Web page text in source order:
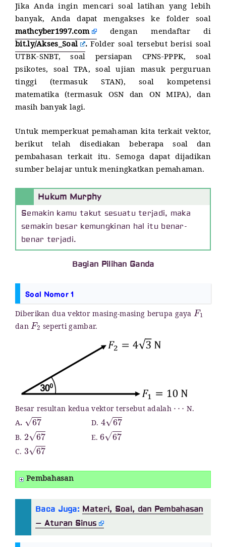
Jika Anda ingin mencari soal latihan yang lebih
banyak, Anda dapat mengakses ke folder soal
mathcyber1997.com dengan mendaftar di
bit.ly/Akses_Soal .Folder soal tersebut berisi soal
UTBK-SNBT, soal persiapan CPNS-PPPK, soal
psikotes, soal TPA, soal ujian masuk perguruan
tinggi (termasuk STAN), soal kompetensi
matematika (termasuk OSN dan ON MIPA), dan
masih banyak lagi.
Untuk memperkuat pemahaman kita terkait vektor,
berikut telah disediakan beberapa soal dan
pembahasan terkait itu. Semoga dapat dijadikan
sumber belajar untuk meningkatkan pemahaman.
Hukum Murphy
Semakin kamu takut sesuatu terjadi, maka
semakin besar kemungkinan hal itu benar-
benar terjadi.
Bagian Pilihan Ganda
Soal Nomor 1
Diberikan dua vektor masing-masing berupa gayaF1
danF2seperti gambar.
Besar resultan kedua vektor tersebut adalah⋯ N.
A.67 D.467
B. 2 67 E.667
C. 367
Pembahasan
Baca Juga: Materi, Soal, dan Pembahasan
– Aturan Sinus